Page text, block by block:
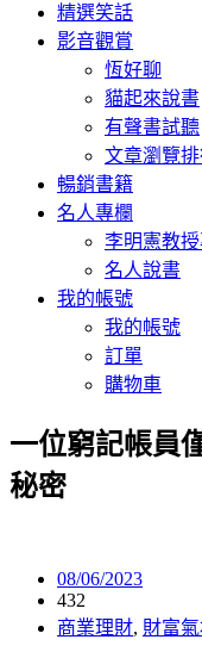
精選笑話
影音觀賞
恆好聊
貓起來說書
有聲書試聽
文章瀏覽
暢銷書籍
名人專欄
李明憲教授
名人說書
我的帳號
我的帳號
訂單
購物車
一位窮記帳員
秘密
08/06/2023
432
商業理財, 財富